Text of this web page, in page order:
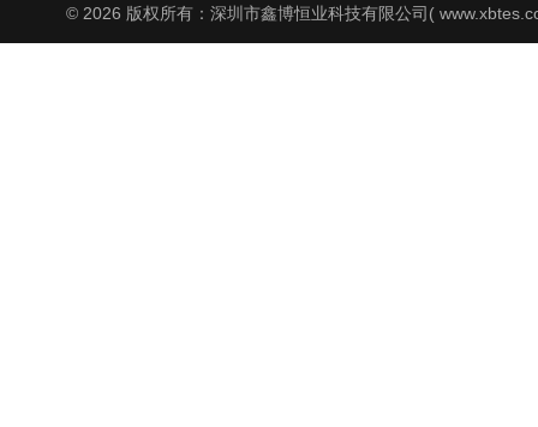
© 2026 版权所有：深圳市鑫博恒业科技有限公司(